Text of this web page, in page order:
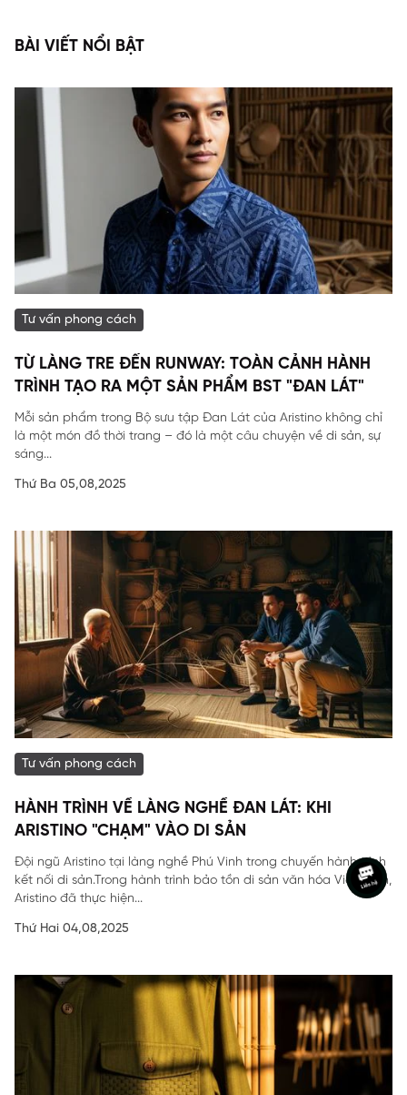
BÀI VIẾT NỔI BẬT
Tư vấn phong cách
TỪ LÀNG TRE ĐẾN RUNWAY: TOÀN CẢNH HÀNH
TRÌNH TẠO RA MỘT SẢN PHẨM BST "ĐAN LÁT"
Mỗi sản phẩm trong Bộ sưu tập Đan Lát của Aristino không chỉ
là một món đồ thời trang – đó là một câu chuyện về di sản, sự
sáng...
Thứ Ba 05,08,2025
Tư vấn phong cách
HÀNH TRÌNH VỀ LÀNG NGHỀ ĐAN LÁT: KHI
ARISTINO "CHẠM" VÀO DI SẢN
Đội ngũ Aristino tại làng nghề Phú Vinh trong chuyến hành trình
kết nối di sản.Trong hành trình bảo tồn di sản văn hóa Việt Nam,
Aristino đã thực hiện...
Thứ Hai 04,08,2025